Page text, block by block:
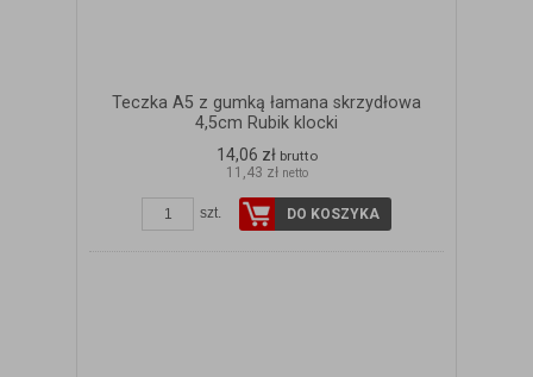
Teczka A5 z gumką łamana skrzydłowa
4,5cm Rubik klocki
14,06 zł brutto
11,43 zł netto
szt. DO KOSZYKA